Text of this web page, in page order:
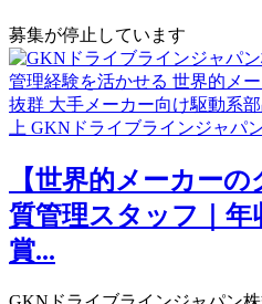
募集が停止しています
【世界的メーカー
質管理スタッフ｜年
賞...